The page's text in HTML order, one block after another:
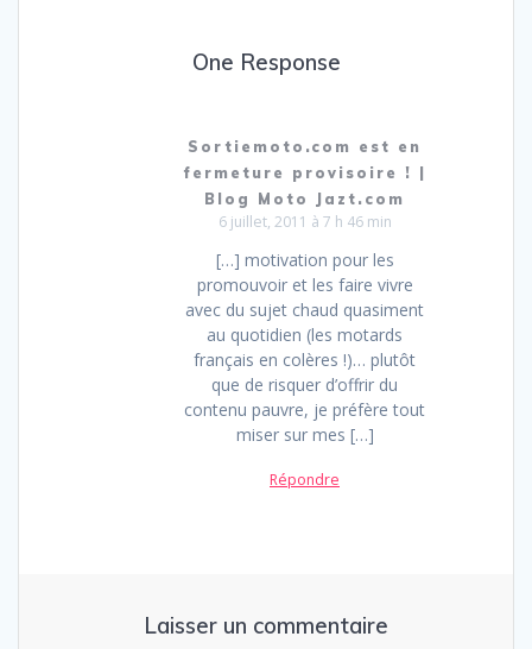
One Response
Sortiemoto.com est en
fermeture provisoire ! |
Blog Moto Jazt.com
6 juillet, 2011 à 7 h 46 min
[…] motivation pour les
promouvoir et les faire vivre
avec du sujet chaud quasiment
au quotidien (les motards
français en colères !)… plutôt
que de risquer d’offrir du
contenu pauvre, je préfère tout
miser sur mes […]
Répondre
Laisser un commentaire